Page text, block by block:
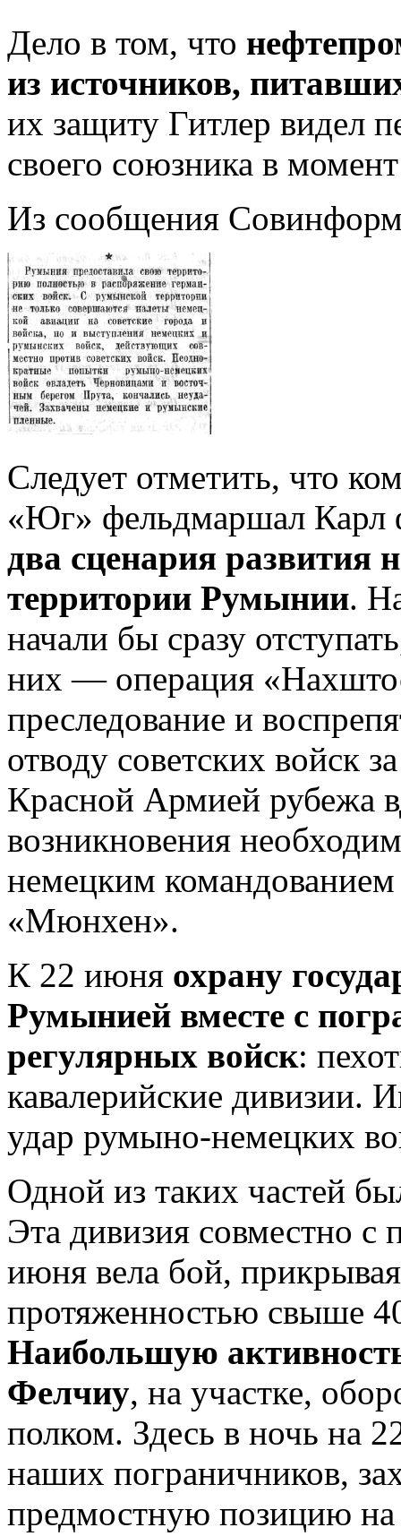
Дело в том, что
из источников,
их защиту Гитлер видел
своего союзника в
Из сообщения
Следует отметить, что
«Юг» фельдмаршал
два сценария развития
территории Румынии.
начали бы сразу
них — операция
преследование и
отводу советских войск
Красной Армией рубежа
возникновения
немецким командованием
«Мюнхен».
К 22 июня охрану
Румынией вместе с
регулярных войск:
кавалерийские дивизии.
удар румыно-немецких
Одной из таких частей
Эта дивизия совместно с
июня вела бой,
протяженностью свыше
Наибольшую
Фелчиу, на участке,
полком. Здесь в ночь на
наших пограничников,
предмостную позицию